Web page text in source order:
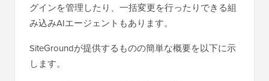
グインを管理したり、一括変更を行ったりできる組
み込みAIエージェントもあります。
SiteGroundが提供するものの簡単な概要を以下に示
します。